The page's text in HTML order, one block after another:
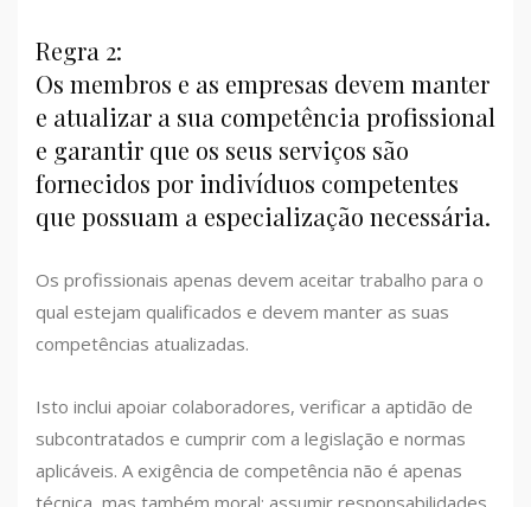
Regra 2:
Os membros e as empresas devem manter
e atualizar a sua competência profissional
e garantir que os seus serviços são
fornecidos por indivíduos competentes
que possuam a especialização necessária.
Os profissionais apenas devem aceitar trabalho para o
qual estejam qualificados e devem manter as suas
competências atualizadas.
Isto inclui apoiar colaboradores, verificar a aptidão de
subcontratados e cumprir com a legislação e normas
aplicáveis. A exigência de competência não é apenas
técnica, mas também moral: assumir responsabilidades